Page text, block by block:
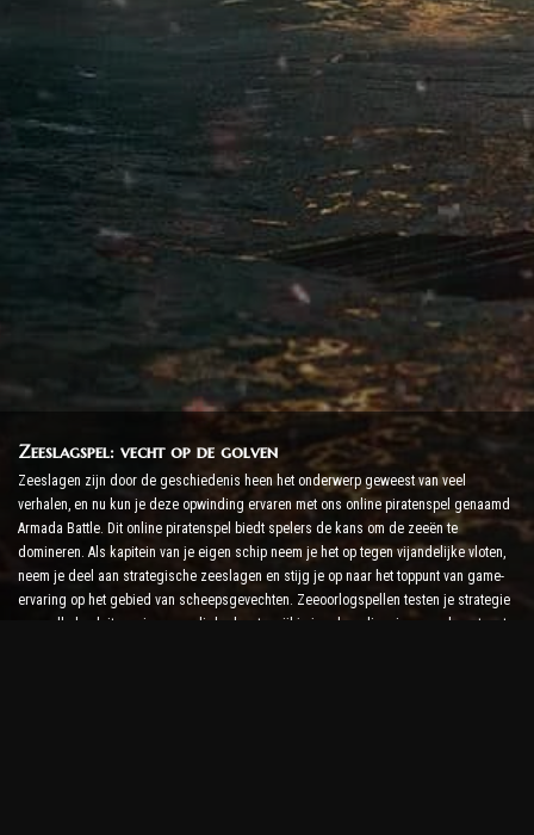
Zeeslagspel: vecht op de golven
Zeeslagen zijn door de geschiedenis heen het onderwerp geweest van veel
verhalen, en nu kun je deze opwinding ervaren met ons online piratenspel genaamd
Armada Battle. Dit online piratenspel biedt spelers de kans om de zeeën te
domineren. Als kapitein van je eigen schip neem je het op tegen vijandelijke vloten,
neem je deel aan strategische zeeslagen en stijg je op naar het toppunt van game-
ervaring op het gebied van scheepsgevechten. Zeeoorlogspellen testen je strategie
en snelle besluitvormingsvaardigheden, terwijl je je adrenalineniveau verhoogt met